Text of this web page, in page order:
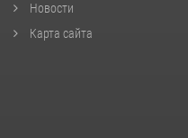
Новости
Карта сайта